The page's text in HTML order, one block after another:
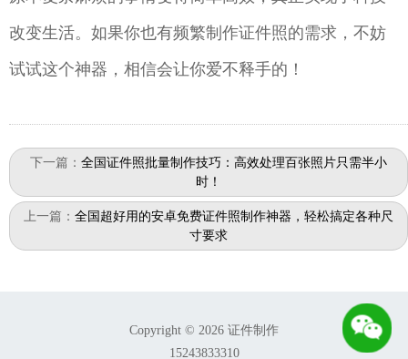
改变生活。如果你也有频繁制作证件照的需求，不妨
试试这个神器，相信会让你爱不释手的！
下一篇： 全国证件照批量制作技巧：高效处理百张照片只需半小
时！
上一篇： 全国超好用的安卓免费证件照制作神器，轻松搞定各种尺
寸要求
Copyright © 2026 证件制作
15243833310